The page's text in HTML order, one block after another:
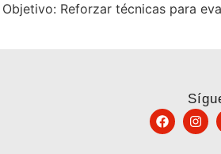
Reforzar técnicas para